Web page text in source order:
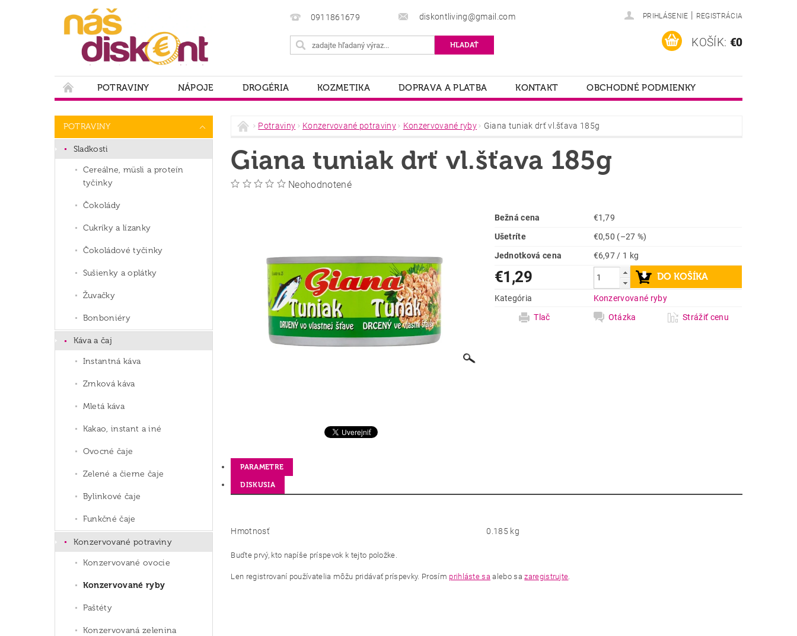
0911861679 diskontliving@gmail.com PRIHLÁSENIE | REGISTRÁCIA
KOŠÍK: €0
POTRAVINY NÁPOJE DROGÉRIA KOZMETIKA DOPRAVA A PLATBA KONTAKT
OBCHODNÉ PODMIENKY
POTRAVINY
Sladkosti
Cereálne, müsli a proteín
tyčinky
Čokolády
Cukríky a lízanky
Čokoládové tyčinky
Sušienky a oplátky
Žuvačky
Bonboniéry
Káva a čaj
Instantná káva
Zrnková káva
Mletá káva
Kakao, instant a iné
Ovocné čaje
Zelené a čierne čaje
Bylinkové čaje
Funkčné čaje
Konzervované potraviny
Konzervované ovocie
Konzervované ryby
Paštéty
Konzervovaná zelenina
Potraviny Konzervované potraviny Konzervované ryby Giana tuniak drť vl.šťava 185g
Giana tuniak drť vl.šťava 185g
Neohodnotené
Bežná cena
€1,79
Ušetríte
€0,50 (–27 %)
Jednotková cena
€6,97 / 1 kg
€1,29
Kategória
Konzervované ryby
Tlač
Otázka Strážiť cenu
PARAMETRE
DISKUSIA
Hmotnosť 0.185 kg
Buďte prvý, kto napíše príspevok k tejto položke.
Len registrovaní používatelia môžu pridávať príspevky. Prosím prihláste sa alebo sazaregistrujte.